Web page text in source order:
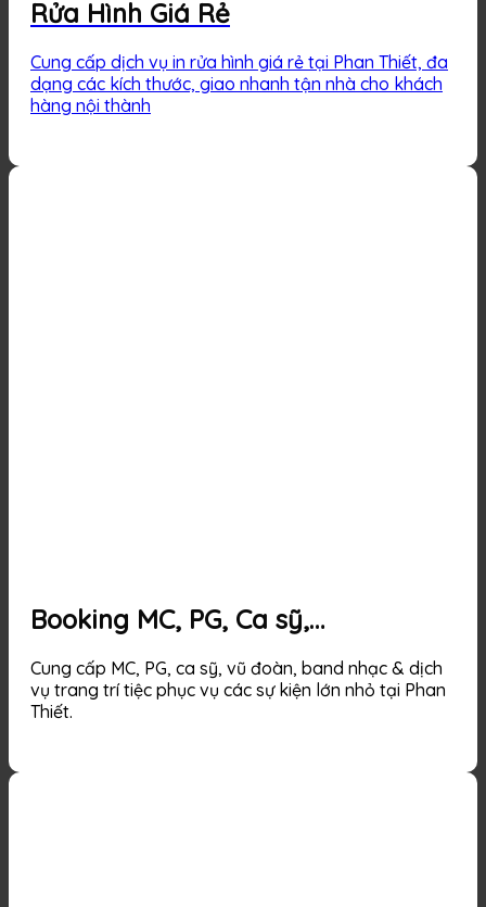
Rửa Hình Giá Rẻ
Cung cấp dịch vụ in rửa hình giá rẻ tại Phan Thiết, đa
dạng các kích thước, giao nhanh tận nhà cho khách
hàng nội thành
Booking MC, PG, Ca sỹ,…
Cung cấp MC, PG, ca sỹ, vũ đoàn, band nhạc & dịch
vụ trang trí tiệc phục vụ các sự kiện lớn nhỏ tại Phan
Thiết.